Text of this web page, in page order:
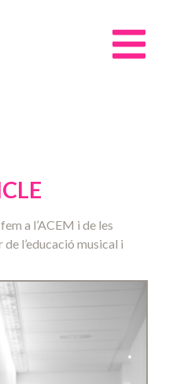
a l’ACEM i de les
l’educació musical i